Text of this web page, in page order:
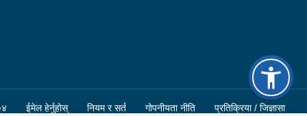
ईमेल हेर्नुहोस् नियम र सर्त गोपनीयता नीति प्रतिक्रिया / जिज्ञासा